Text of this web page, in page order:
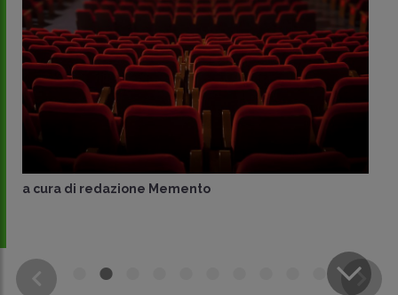
CONDIVIDI
a cura di redazione Memento